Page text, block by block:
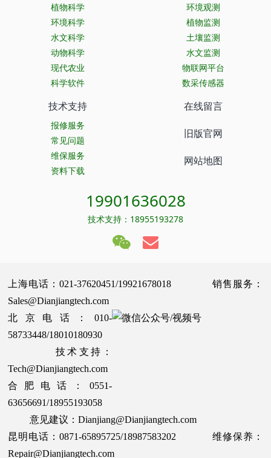
植物科学
环境科学
水文科学
动物科学
现代农业
科学软件
环境观测
植物监测
土壤监测
水文监测
物联网平台
数采传感器
技术支持
报修服务
常见问题
维保服务
资料下载
在线留言
旧版官网
网站地图
19901636028
技术支持：18955193278
上海电话：021-37620451/19921678018 销售服务：
Sales@Dianjiangtech.com
北京电话：010-
58733448/18010180930
技术支持：
Tech@Dianjiangtech.com
合肥电话：0551-
63656691/18955193058
意见建议：Dianjiang@Dianjiangtech.com
昆明电话：0871-65895725/18987583202 维修保养：
Repair@Dianjiangtech.com